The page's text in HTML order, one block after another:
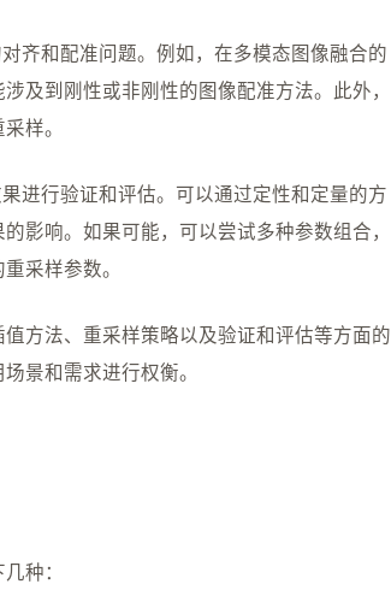
齐和配准问题。例如，在多模态图像融合的
及到刚性或非刚性的图像配准方法。此外，
样。
进行验证和评估。可以通过定性和定量的方
影响。如果可能，可以尝试多种参数组合，
采样参数。
方法、重采样策略以及验证和评估等方面的
景和需求进行权衡。
种：